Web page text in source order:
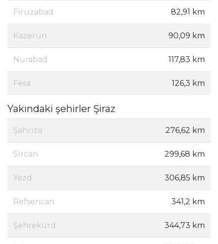
Firuzabad 82,91 km
Kazerun 90,09 km
Nurabad 117,83 km
Fesa 126,3 km
Yakındaki şehirler Şiraz
Şahrıza 276,62 km
Sircan 299,68 km
Yezd 306,85 km
Refsencan 341,2 km
Şehrekürd 344,73 km